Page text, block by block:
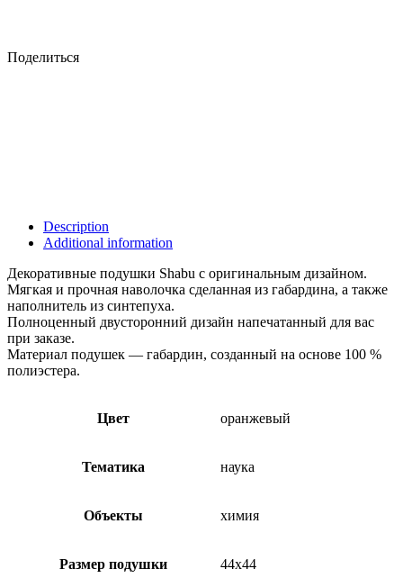
Поделиться
Description
Additional information
Декоративные подушки Shabu с оригинальным дизайном.
Мягкая и прочная наволочка сделанная из габардина, а также
наполнитель из синтепуха.
Полноценный двусторонний дизайн напечатанный для вас
при заказе.
Материал подушек — габардин, созданный на основе 100 %
полиэстера.
Цвет оранжевый
Тематика наука
Объекты химия
Размер подушки 44х44